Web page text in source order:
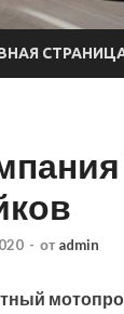
- от admin